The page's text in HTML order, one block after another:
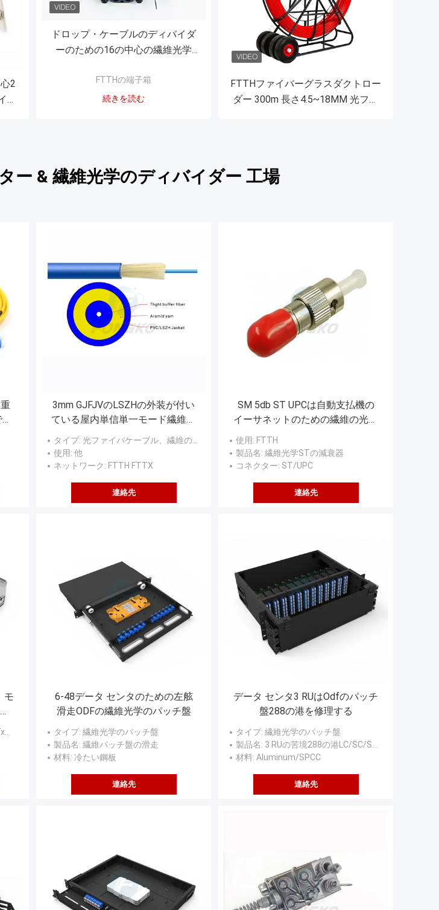
2
ン
ドロップ・ケーブルのディバイダ
ーのための16の中心の繊維光学
の端子箱
FTTHの端子箱
続きを読む
FTTHファイバーグラスダクトロー
ダー 300m 長さ4.5~18MM 光ファ
ー & 繊維光学のディバイダー 工場
3mm GJFJVのLSZHの外装が付い
ている屋内単信単一モード繊維ケ
ーブルG652D
タイプ: 光ファイバケーブル、繊維の単信屋内ケーブル（GJFJV）
使用: 他
ネットワーク: FTTH FTTX
連絡先
SM 5db ST UPCは自動支払機の
イーサネットのための繊維の光学
減衰器を修理した
使用: FTTH
製品名: 繊維光学STの減衰器
コネクター: ST/UPC
連絡先
モ
6-48データ センタのための左舷
滑走ODFの繊維光学のパッチ盤
タイプ: 繊維光学のパッチ盤
製品名: 繊維パッチ盤の滑走
材料: 冷たい鋼板
連絡先
データ センタ3 RUはOdfのパッチ
盤288の港を修理する
タイプ: 繊維光学のパッチ盤
製品名: 3 RUの苦境288の港LC/SC/ST/FC SPCCの光ファイバーのエンクロージャ
材料: Aluminum/SPCC
連絡先